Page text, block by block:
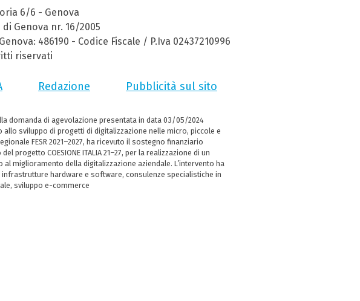
6/6 - Genova
Genova nr. 16/2005
486190 - Codice Fiscale / P.Iva 02437210996
riservati
Redazione Pubblicità sul sito
domanda di agevolazione presentata in data 03/05/2024
allo sviluppo di progetti di digitalizzazione nelle micro, piccole e
FESR 2021–2027, ha ricevuto il sostegno finanziario
progetto COESIONE ITALIA 21–27, per la realizzazione di un
miglioramento della digitalizzazione aziendale. L’intervento ha
hardware e software, consulenze specialistiche in
sviluppo e-commerce